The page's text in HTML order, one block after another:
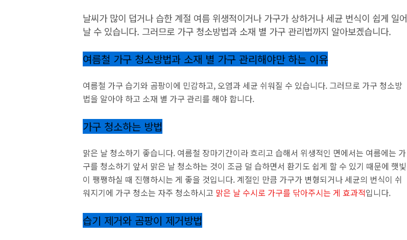
날씨가 많이 덥거나 습한 계절 여름 위생적이거나 가구가 상하거나 세균 번식이 쉽게 일어
날 수 있습니다. 그러므로 가구 청소방법과 소재 별 가구 관리법까지 알아보겠습니다.
여름철 가구 청소방법과 소재 별 가구 관리해야만 하는 이유
여름철 가구 습기와 곰팡이에 민감하고, 오염과 세균 쉬워질 수 있습니다. 그러므로 가구 청소방
법을 알아야 하고 소재 별 가구 관리를 해야 합니다.
가구 청소하는 방법
맑은 날 청소하기 좋습니다. 여름철 장마기간이라 흐리고 습해서 위생적인 면에서는 여름에는 가
구를 청소하기 앞서 맑은 날 청소하는 것이 조금 덜 습하면서 환기도 쉽게 할 수 있기 때문에 햇빛
이 쨍쨍하실 때 진행하시는 게 좋을 것입니다. 계절인 만큼 가구가 변형되거나 세균의 번식이 쉬
워지기에 가구 청소는 자주 청소하시고 맑은 날 수시로 가구를 닦아주시는 게 효과적입니다.
습기 제거와 곰팡이 제거방법